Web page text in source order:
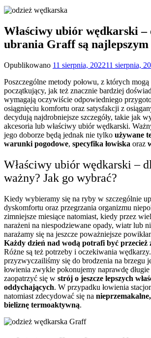
Właściwy ubiór wędkarski –
ubrania Graff są
Opublikowano 11 sierpnia, 202211 sierpnia,
Poszczególne metody połowu, z których
początkujący, jak też znacznie bardziej
wymagają oczywiście odpowiedniego
osiągnięciu komfortu oraz satysfakcji z
decydują najdrobniejsze szczegóły, takie jak
akcesoria lub właściwy ubiór wędkarski.
jego doborze będą jednak nie tylko używane
warunki pogodowe, specyfika łowiska oraz
Właściwy ubiór wędkarski –
ważny? Jak go wybrać?
Kiedy wybieramy się na ryby w szczególnie
dyskomfortu oraz przegrzania organizmu
zimniejsze miesiące natomiast, kiedy przez
narażeni na niespodziewane opady, wiatr lub
narażamy się na jeszcze poważniejsze
Każdy dzień nad wodą potrafi być przecież
Różne są też potrzeby i oczekiwania
przyzwyczailiśmy się do brodzenia na brzegu
łowienia zwykle pokonujemy naprawdę
zaopatrzyć się w strój o jeszcze lepszych
oddychających. W przypadku łowienia
natomiast zdecydować się na
bieliznę termoaktywną.